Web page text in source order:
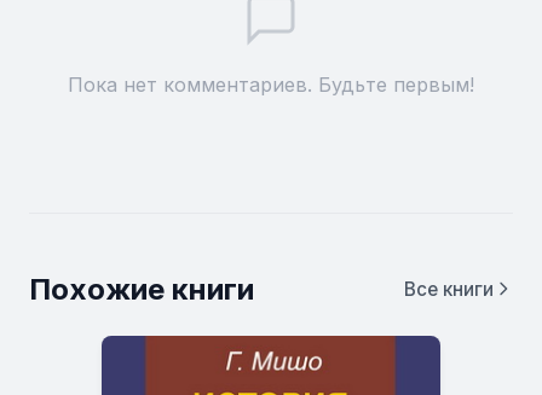
Пока нет комментариев. Будьте первым!
Похожие книги Все книги